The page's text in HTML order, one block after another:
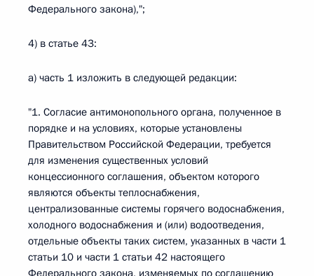
Федерального закона),";
4) в статье 43:
а) часть 1 изложить в следующей редакции:
"1. Согласие антимонопольного органа, полученное в
порядке и на условиях, которые установлены
Правительством Российской Федерации, требуется
для изменения существенных условий
концессионного соглашения, объектом которого
являются объекты теплоснабжения,
централизованные системы горячего водоснабжения,
холодного водоснабжения и (или) водоотведения,
отдельные объекты таких систем, указанных в части 1
статьи 10 и части 1 статьи 42 настоящего
Федерального закона, изменяемых по соглашению